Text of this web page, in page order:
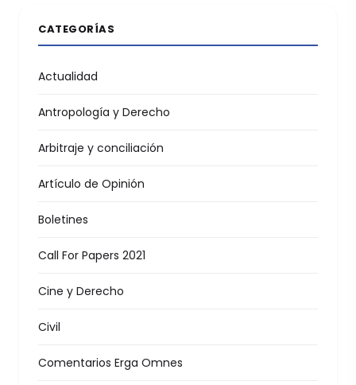
CATEGORÍAS
Actualidad
Antropología y Derecho
Arbitraje y conciliación
Artículo de Opinión
Boletines
Call For Papers 2021
Cine y Derecho
Civil
Comentarios Erga Omnes